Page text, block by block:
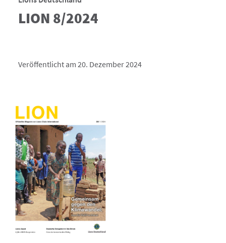
LION 8/2024
Veröffentlicht am 20. Dezember 2024